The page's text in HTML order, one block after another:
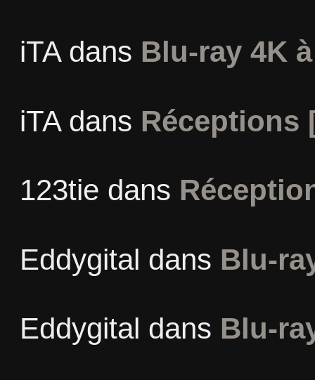
iTAdans Blu-ray 4K
iTAdans Réceptions
123tie dans
Eddygital dans Blu-
Eddygital dans Blu-